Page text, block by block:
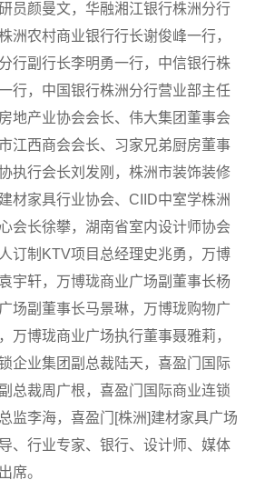
员颜曼文，华融湘江银行株洲分行
洲农村商业银行行长谢俊峰一行，
行副行长李明勇一行，中信银行株
行，中国银行株洲分行营业部主任
地产业协会会长、伟大集团董事会
江西商会会长、习家兄弟厨房董事
执行会长刘发刚，株洲市装饰装修
材家具行业协会、CIID中室学株洲
会长徐攀，湖南省室内设计师协会
订制KTV项目总经理史兆勇，万博
宇轩，万博珑商业广场副董事长杨
场副董事长马景琳，万博珑购物广
万博珑商业广场执行董事聂雅莉，
企业集团副总裁陆天，喜盈门国际
总裁周广根，喜盈门国际商业连锁
监李海，喜盈门[株洲]建材家具广场
、行业专家、银行、设计师、媒体
席。